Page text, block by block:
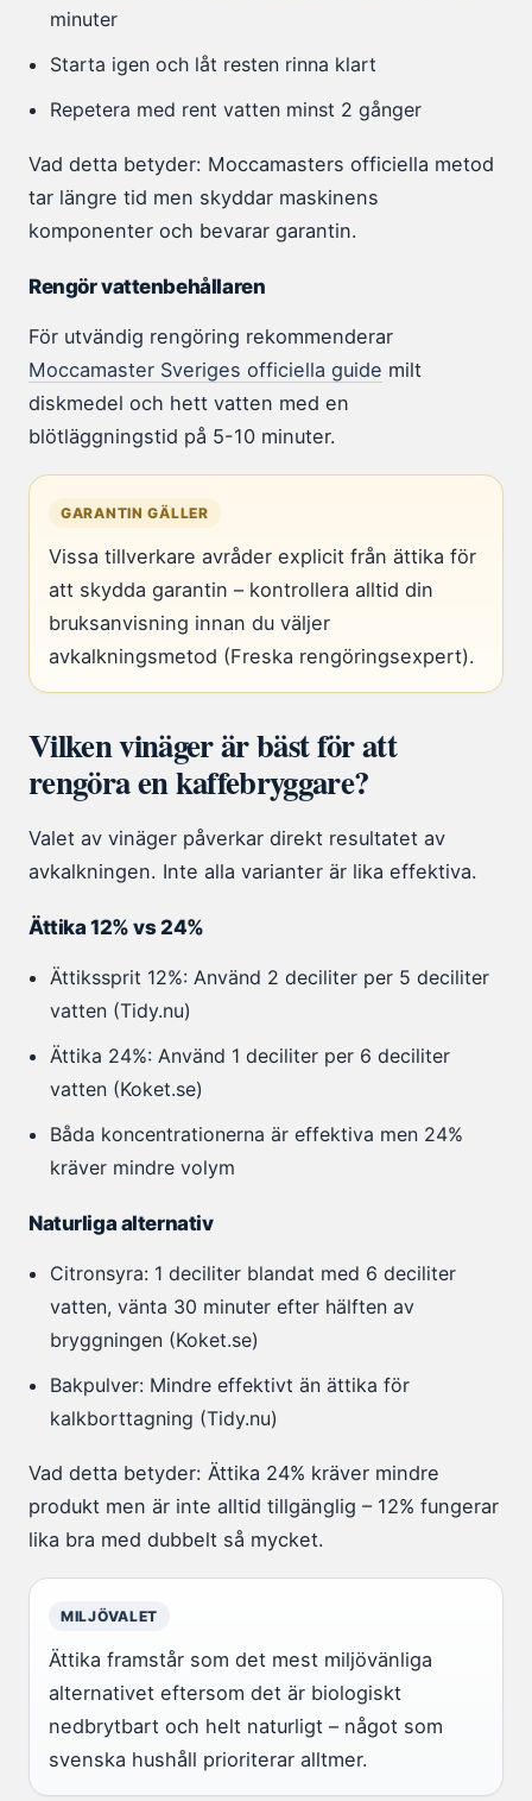
minuter
Starta igen och låt resten rinna klart
Repetera med rent vatten minst 2 gånger
Vad detta betyder: Moccamasters officiella metod
tar längre tid men skyddar maskinens
komponenter och bevarar garantin.
Rengör vattenbehållaren
För utvändig rengöring rekommenderar
Moccamaster Sveriges officiella guide milt
diskmedel och hett vatten med en
blötläggningstid på 5-10 minuter.
GARANTIN GÄLLER
Vissa tillverkare avråder explicit från ättika för
att skydda garantin – kontrollera alltid din
bruksanvisning innan du väljer
avkalkningsmetod (Freska rengöringsexpert).
Vilken vinäger är bäst för att
rengöra en kaffebryggare?
Valet av vinäger påverkar direkt resultatet av
avkalkningen. Inte alla varianter är lika effektiva.
Ättika 12% vs 24%
Ättikssprit 12%: Använd 2 deciliter per 5 deciliter
vatten (Tidy.nu)
Ättika 24%: Använd 1 deciliter per 6 deciliter
vatten (Koket.se)
Båda koncentrationerna är effektiva men 24%
kräver mindre volym
Naturliga alternativ
Citronsyra: 1 deciliter blandat med 6 deciliter
vatten, vänta 30 minuter efter hälften av
bryggningen (Koket.se)
Bakpulver: Mindre effektivt än ättika för
kalkborttagning (Tidy.nu)
Vad detta betyder: Ättika 24% kräver mindre
produkt men är inte alltid tillgänglig – 12% fungerar
lika bra med dubbelt så mycket.
MILJÖVALET
Ättika framstår som det mest miljövänliga
alternativet eftersom det är biologiskt
nedbrytbart och helt naturligt – något som
svenska hushåll prioriterar alltmer.